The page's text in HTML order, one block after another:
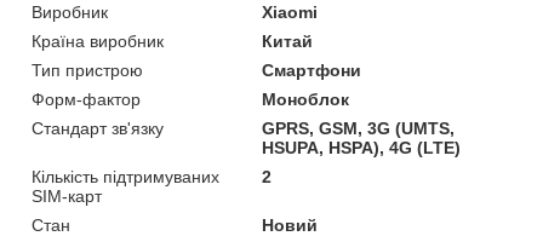
Виробник
Xiaomi
Країна виробник
Китай
Тип пристрою
Смартфони
Форм-фактор
Моноблок
Стандарт зв'язку
GPRS, GSM, 3G (UMTS,
HSUPA, HSPA), 4G (LTE)
Кількість підтримуваних
SIM-карт
2
Стан
Новий